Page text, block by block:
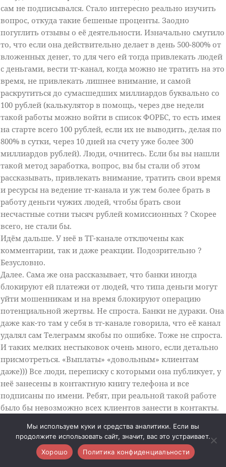
сам не подписывался. Стало интересно реально изучить
вопрос, откуда такие бешеные проценты. Заодно
погуглить отзывы о её деятельности. Изначально смутило
то, что если она действительно делает в день 500-800% от
вложенных денег, то для чего ей тогда привлекать людей
с деньгами, вести тг-канал, когда можно не тратить на это
время, не привлекать лишнее внимание, и самой
раскрутиться до сумасшедших миллиардов буквально со
100 рублей (калькулятор в помощь, через две недели
такой работы можно войти в список ФОРБС, то есть имея
на старте всего 100 рублей, если их не выводить, делая по
800% в сутки, через 10 дней на счету уже более 300
миллиардов рублей). Люди, очнитесь. Если бы вы нашли
такой метод заработка, вопрос, вы бы стали об этом
рассказывать, привлекать внимание, тратить свои время
и ресурсы на ведение тг-канала и уж тем более брать в
работу деньги чужих людей, чтобы брать свои
несчастные сотни тысяч рублей комиссионных ? Скорее
всего, не стали бы.
Идём дальше. У неё в ТГ-канале отключены как
комментарии, так и даже реакции. Подозрительно ?
Безусловно.
Далее. Сама же она рассказывает, что банки иногда
блокируют ей платежи от людей, что типа деньги могут
уйти мошенникам и на время блокируют операцию
потенциальной жертвы. Не спроста. Банки не дураки. Она
даже как-то там у себя в тг-канале говорила, что её канал
удалял сам Телеграмм якобы по ошибке. Тоже не спроста.
И таких мелких нестыковок очень много, если детально
присмотреться. «Выплаты» «довольным» клиентам
даже))) Все люди, переписку с которыми она публикует, у
неё занесены в контактную книгу телефона и все
подписаны по имени. Ребят, при реальной такой работе
было бы невозможно всех клиентов занести в контакты.
надеюсь, кому-то этот текст поможет не попасться не
только на неё, но и на других мошенников. Ищите
мелкие нестыковки. Всем удачи.
Мы используем куки и средства аналитики. Если вы
продолжите использовать сайт, значит, вас это устраивает.
Хорошо
Политика конфиденциальности